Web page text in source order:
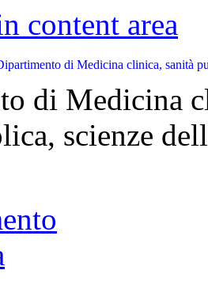
content area
di Medicina
scienze